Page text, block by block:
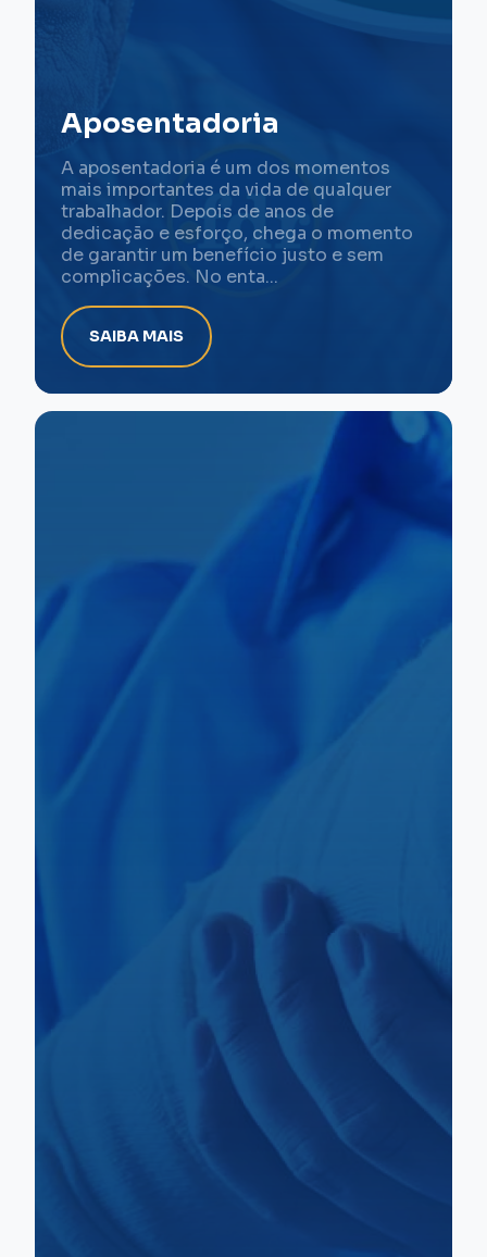
Aposentadoria
A aposentadoria é um dos momentos
mais importantes da vida de qualquer
trabalhador. Depois de anos de
dedicação e esforço, chega o momento
de garantir um benefício justo e sem
complicações. No enta...
SAIBA MAIS